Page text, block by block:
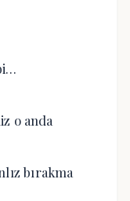
o anda
bırakma